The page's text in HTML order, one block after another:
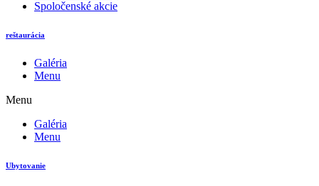
Spoločenské akcie
reštaurácia
Galéria
Menu
Menu
Galéria
Menu
Ubytovanie